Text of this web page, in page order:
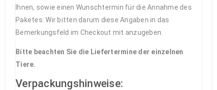
Ihnen, sowie einen Wunschtermin für die Annahme des
Paketes. Wir bitten darum diese Angaben in das
Bemerkungsfeld im Checkout mit anzugeben.
Bitte beachten Sie die Liefertermine der einzelnen
Tiere.
Verpackungshinweise: